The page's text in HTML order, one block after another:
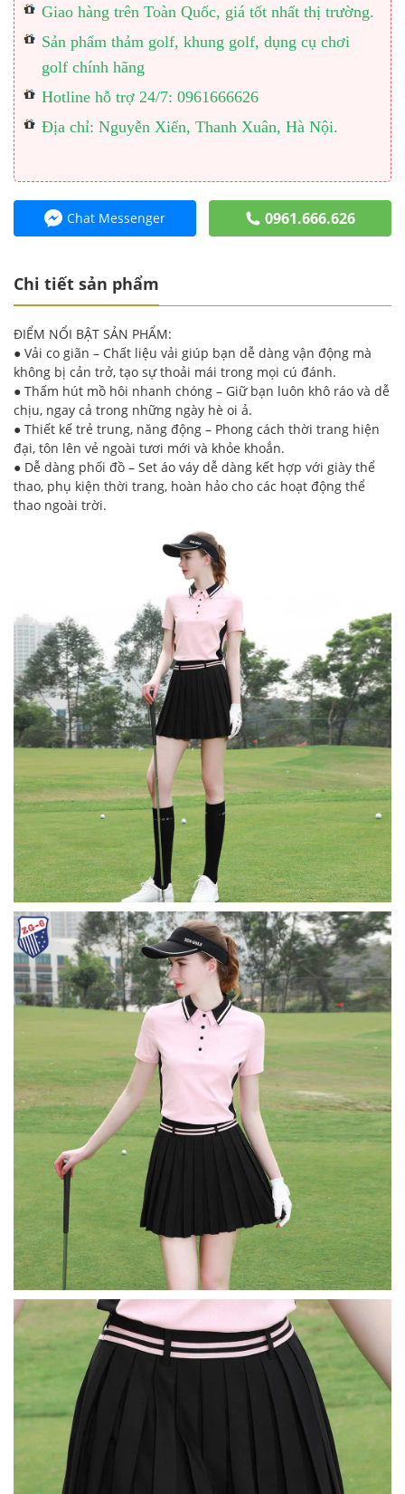
Giao hàng trên Toàn Quốc, giá tốt nhất thị trường.
Sản phẩm thảm golf, khung golf, dụng cụ chơi
golf chính hãng
Hotline hỗ trợ 24/7: 0961666626
Địa chỉ: Nguyễn Xiển, Thanh Xuân, Hà Nội.
Chat Messenger 0961.666.626
Chi tiết sản phẩm
ĐIỂM NỔI BẬT SẢN PHẨM:
● Vải co giãn – Chất liệu vải giúp bạn dễ dàng vận động mà
không bị cản trở, tạo sự thoải mái trong mọi cú đánh.
● Thấm hút mồ hôi nhanh chóng – Giữ bạn luôn khô ráo và dễ
chịu, ngay cả trong những ngày hè oi ả.
● Thiết kế trẻ trung, năng động – Phong cách thời trang hiện
đại, tôn lên vẻ ngoài tươi mới và khỏe khoắn.
● Dễ dàng phối đồ – Set áo váy dễ dàng kết hợp với giày thể
thao, phụ kiện thời trang, hoàn hảo cho các hoạt động thể
thao ngoài trời.